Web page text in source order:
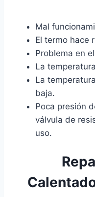
Mal
El termo hace
Problema en
La
La
baja.
Poca presión
válvula de
uso.